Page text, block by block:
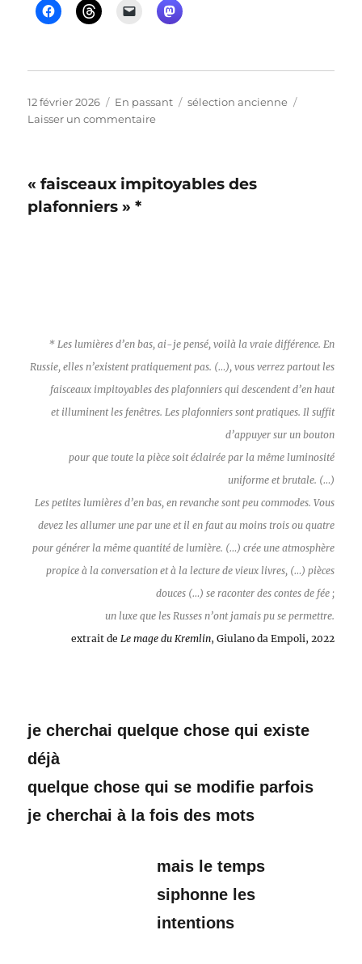
Publié
le
12 février 2026 Format
En passant Catégories
sélection ancienne
Laisser un commentairesur
KITSCH
« faisceaux impitoyables des
plafonniers » *
* Les lumières d’en bas, ai-je pensé, voilà la vraie différence. En
Russie, elles n’existent pratiquement pas. (…), vous verrez partout les
faisceaux impitoyables des plafonniers qui descendent d’en haut
et illuminent les fenêtres. Les plafonniers sont pratiques. Il suffit
d’appuyer sur un bouton
pour que toute la pièce soit éclairée par la même luminosité
uniforme et brutale. (…)
Les petites lumières d’en bas, en revanche sont peu commodes. Vous
devez les allumer une par une et il en faut au moins trois ou quatre
pour générer la même quantité de lumière. (…) crée une atmosphère
propice à la conversation et à la lecture de vieux livres, (…) pièces
douces (…) se raconter des contes de fée ;
un luxe que les Russes n’ont jamais pu se permettre.
extrait de Le mage du Kremlin, Giulano da Empoli, 2022
je cherchai quelque chose qui existe
déjà
quelque chose qui se modifie parfois
je cherchai à la fois des mots
mais le temps
siphonne les
intentions